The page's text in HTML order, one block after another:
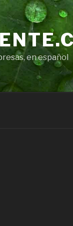
en español